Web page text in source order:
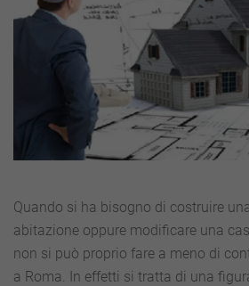
Quando si ha bisogno di costruire
abitazione oppure modificare una
non si può proprio fare a meno di
a Roma. In effetti si tratta di una